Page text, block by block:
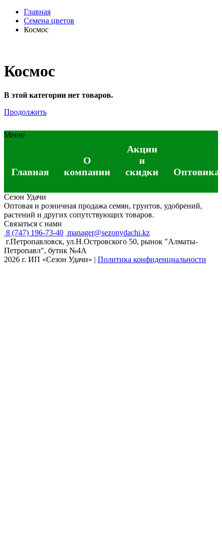
Главная
Семена цветов
Космос
Космос
В этой категории нет товаров.
Продолжить
Меню
Главная
О
компании
Акции
и
скидки
Сезон Удачи
Оптовая и розничная продажа семян, грунтов, удобрений,
растений и других сопутствующих товаров.
Связаться с нами
8 (747) 196-73-40 manager@sezonydachi.kz
г.Петропавловск, ул.Н.Островского 50, рынок "Алматы-
Петропавл", бутик №4A
2026 г. ИП «Сезон Удачи» | Политика конфиденциальности